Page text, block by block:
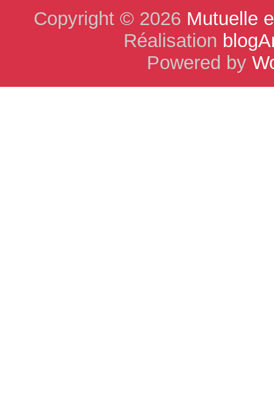
Copyright © 2026 Mutuelle
Réalisation
Powered by